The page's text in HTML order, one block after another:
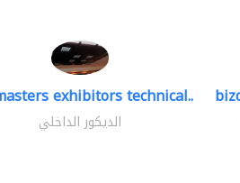
exhibitors technical..
الديكور الداخلي